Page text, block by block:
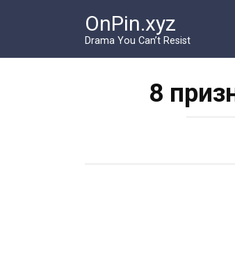
OnPin.xyz
Drama You Can’t Resist
8